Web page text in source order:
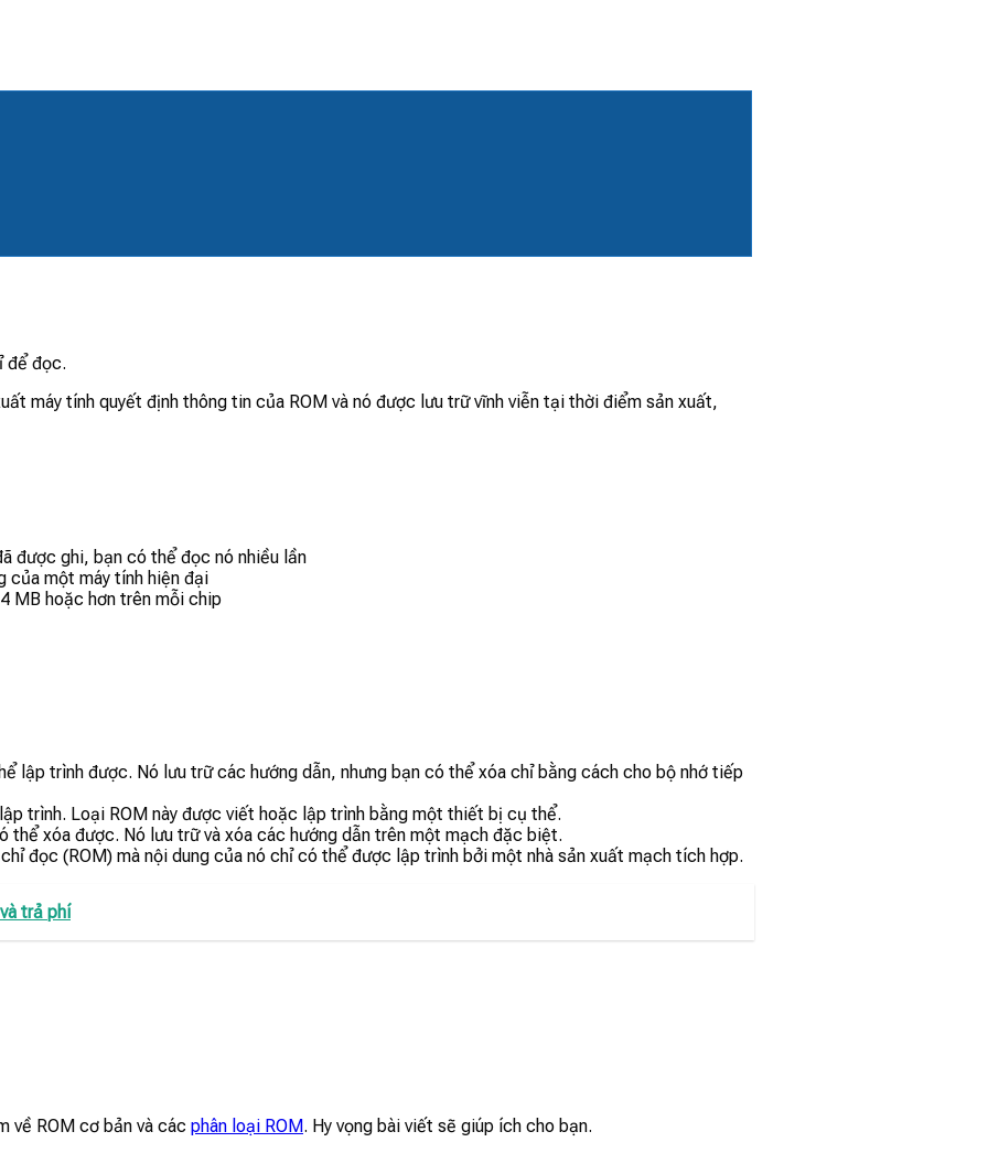
để đọc.
máy tính quyết định thông tin của ROM và nó được lưu trữ vĩnh viễn tại thời điểm sản xuất,
được ghi, bạn có thể đọc nó nhiều lần
của một máy tính hiện đại
MB hoặc hơn trên mỗi chip
lập trình được. Nó lưu trữ các hướng dẫn, nhưng bạn có thể xóa chỉ bằng cách cho bộ nhớ tiếp
trình. Loại ROM này được viết hoặc lập trình bằng một thiết bị cụ thể.
thể xóa được. Nó lưu trữ và xóa các hướng dẫn trên một mạch đặc biệt.
đọc (ROM) mà nội dung của nó chỉ có thể được lập trình bởi một nhà sản xuất mạch tích hợp.
trả phí
về ROM cơ bản và các phân loại ROM. Hy vọng bài viết sẽ giúp ích cho bạn.